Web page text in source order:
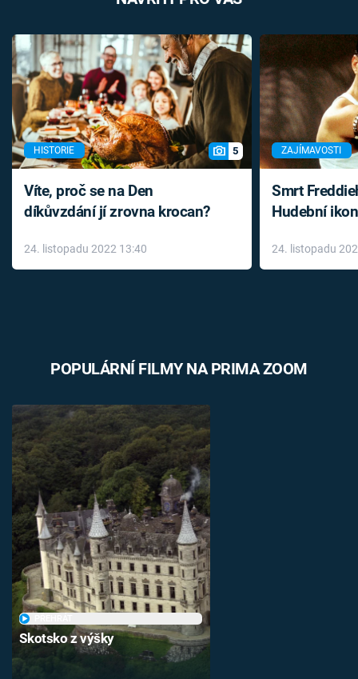
HISTORIE 5
Víte, proč se na Den
díkůvzdání jí zrovna krocan?
24. listopadu 2022 13:40
ZAJÍMAVOSTI
Smrt
Hudební
léky
24. listopadu
POPULÁRNÍ FILMY NA PRIMA ZOOM
Skotsko z výšky